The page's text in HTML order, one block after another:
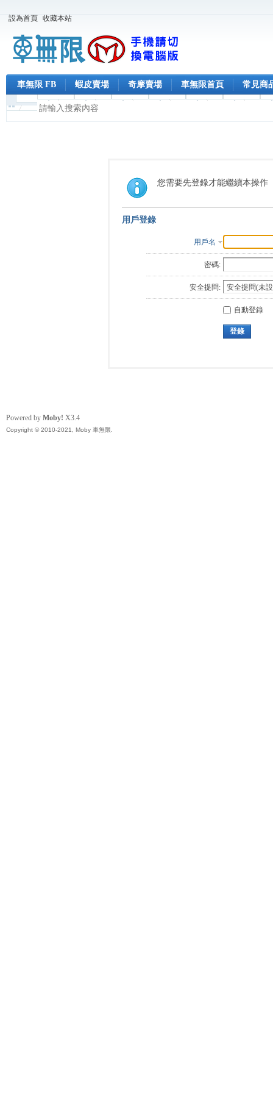
設為首頁 收藏本站
車無限 FB 蝦皮賣場 奇摩賣場 車無限首頁 常見商
您需要先登錄才能繼續本操作
用戶登錄
用戶名
密碼:
安全提問:
自動登錄
登錄
Powered by Moby! X3.4
Copyright © 2010-2021, Moby 車無限.